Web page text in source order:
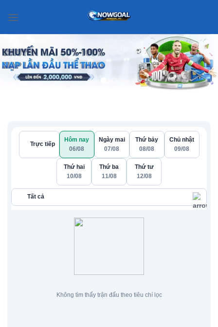
đến
Trực tiếp
Hôm nay
06/08
Ngày mai
07/08
Thứ bảy
08/08
Chủ nhật
09/08
Thứ hai
10/08
Thứ ba
11/08
Thứ tư
12/08
Tất cả
Không tìm thấy trận đấu theo tiêu chí lọc